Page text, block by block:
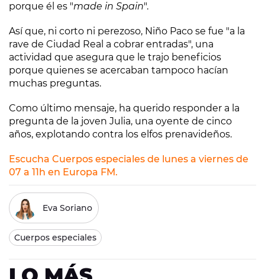
porque él es "made in Spain".
Así que, ni corto ni perezoso, Niño Paco se fue "a la
rave de Ciudad Real a cobrar entradas", una
actividad que asegura que le trajo beneficios
porque quienes se acercaban tampoco hacían
muchas preguntas.
Como último mensaje, ha querido responder a la
pregunta de la joven Julia, una oyente de cinco
años, explotando contra los elfos prenavideños.
Escucha Cuerpos especiales de lunes a viernes de
07 a 11h en Europa FM.
Eva Soriano
Cuerpos especiales